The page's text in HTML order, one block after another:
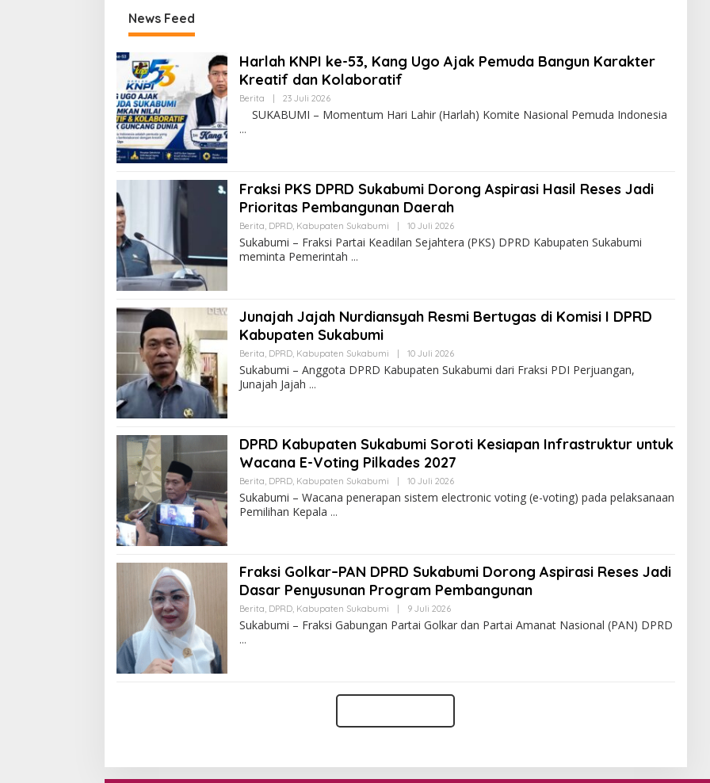
News Feed
Harlah KNPI ke-53, Kang Ugo Ajak Pemuda Bangun Karakter
Kreatif dan Kolaboratif
Berita 23 Juli 2026
SUKABUMI – Momentum Hari Lahir (Harlah) Komite Nasional Pemuda Indonesia
Fraksi PKS DPRD Sukabumi Dorong Aspirasi Hasil Reses Jadi
Prioritas Pembangunan Daerah
Berita, DPRD, Kabupaten Sukabumi 10 Juli 2026
Sukabumi – Fraksi Partai Keadilan Sejahtera (PKS) DPRD Kabupaten Sukabumi
meminta Pemerintah
Junajah Jajah Nurdiansyah Resmi Bertugas di Komisi I DPRD
Kabupaten Sukabumi
Berita, DPRD, Kabupaten Sukabumi 10 Juli 2026
Sukabumi – Anggota DPRD Kabupaten Sukabumi dari Fraksi PDI Perjuangan,
Junajah Jajah
DPRD Kabupaten Sukabumi Soroti Kesiapan Infrastruktur untuk
Wacana E-Voting Pilkades 2027
Berita, DPRD, Kabupaten Sukabumi 10 Juli 2026
Sukabumi – Wacana penerapan sistem electronic voting (e-voting) pada pelaksanaan
Pemilihan Kepala
Fraksi Golkar–PAN DPRD Sukabumi Dorong Aspirasi Reses Jadi
Dasar Penyusunan Program Pembangunan
Berita, DPRD, Kabupaten Sukabumi 9 Juli 2026
Sukabumi – Fraksi Gabungan Partai Golkar dan Partai Amanat Nasional (PAN) DPRD